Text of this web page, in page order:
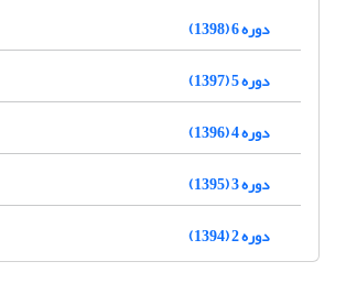
دوره 6 (1398)
دوره 5 (1397)
دوره 4 (1396)
دوره 3 (1395)
دوره 2 (1394)